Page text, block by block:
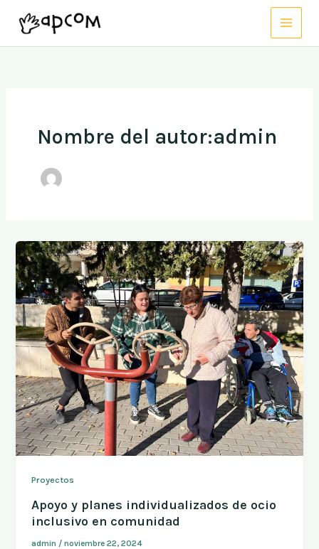
Nombre del autor:admin
Proyectos
Apoyo y planes individualizados de ocio
inclusivo en comunidad
admin /noviembre 22, 2024